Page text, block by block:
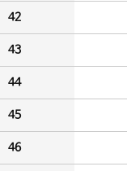
42
43
44
45
46